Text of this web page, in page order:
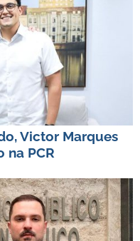
Victor Marques
na PCR